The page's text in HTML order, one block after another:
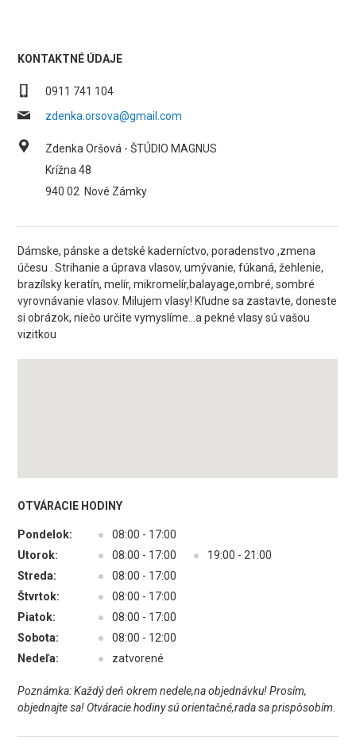
KONTAKTNÉ ÚDAJE
0911 741 104
zdenka.orsova@gmail.com
Zdenka Oršová - ŠTÚDIO MAGNUS
Krížna 48
940 02 Nové Zámky
Dámske, pánske a detské kaderníctvo, poradenstvo ,zmena
účesu . Strihanie a úprava vlasov, umývanie, fúkaná, žehlenie,
brazílsky keratín, melír, mikromelír,balayage,ombré, sombré
vyrovnávanie vlasov. Milujem vlasy! Kľudne sa zastavte, doneste
si obrázok, niečo určite vymyslíme...a pekné vlasy sú vašou
vizitkou
OTVÁRACIE HODINY
Pondelok: ●
08:00 - 17:00
Utorok:
● 08:00 - 17:00 ●
19:00 - 21:00
Streda:
●
08:00 - 17:00
Štvrtok:
●
08:00 - 17:00
Piatok:
●
08:00 - 17:00
Sobota:
●
08:00 - 12:00
Nedeľa:
● zatvorené
Poznámka: Každý deň okrem nedele,na objednávku! Prosím,
objednajte sa! Otváracie hodiny sú orientačné,rada sa prispôsobím.